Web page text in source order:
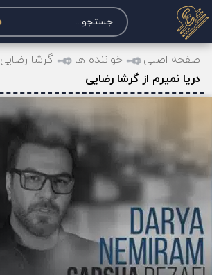
صفحه اصلی
درخواست آکورد
نت و تبلچر
تماس با ما
حساب کاربری
صفحه اصلی خواننده ها گرشا رضایی
دریا نمیرم از گرشا رضایی